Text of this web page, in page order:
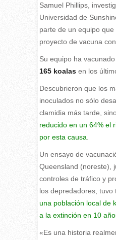
Samuel Phillips,
Universidad de
parte de un equipo
proyecto de vacuna
Su equipo ha
165 koalasen los
Descubrieron que los
inoculados no sólo
clamidia más tarde,
reducido en un 64% el
por esta causa
Un ensayo de
Queensland (noreste),
controles de tráfico y
los depredadores, tuvo
una población local de
a la extinción en 10
«Es una historia